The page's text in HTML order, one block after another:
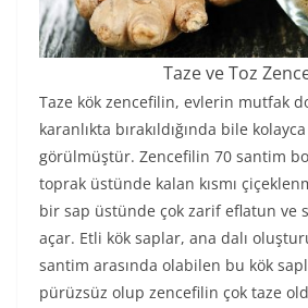
Taze ve Toz
Taze kök zencefilin, evlerin mutfak
karanlıkta bırakıldığında bile
görülmüştür. Zencefilin 70 santim
toprak üstünde kalan kısmı
bir sap üstünde çok zarif eflatun ve
açar. Etli kök saplar, ana dalı
santim arasında olabilen bu kök
pürüzsüz olup zencefilin çok taze